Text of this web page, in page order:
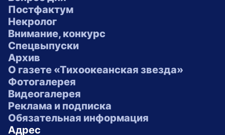
Постфактум
Некролог
Внимание, конкурс
Спецвыпуски
Архив
О газете «Тихоокеанская звезда»
Фотогалерея
Видеогалерея
Реклама и подписка
Обязательная информация
Адрес